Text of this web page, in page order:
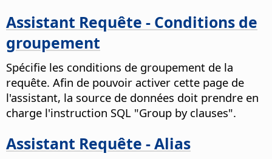
Assistant Requête - Conditions de
groupement
Spécifie les conditions de groupement de la
requête. Afin de pouvoir activer cette page de
l'assistant, la source de données doit prendre en
charge l'instruction SQL "Group by clauses".
Assistant Requête - Alias